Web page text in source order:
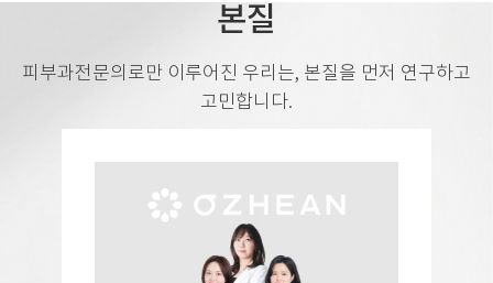
본질
피부과전문의로만 이루어진 우리는, 본질을 먼저 연구하고
고민합니다.